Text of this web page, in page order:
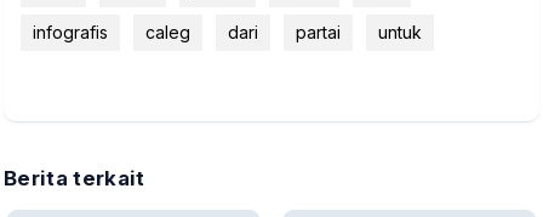
infografis caleg dari partai untuk
Berita terkait